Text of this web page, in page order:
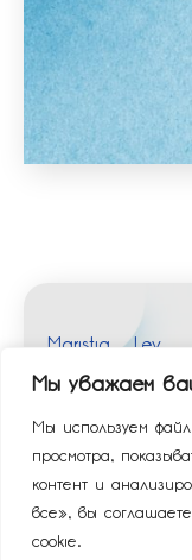
Мы уважаем
Мы используем
просмотра,
контент и
все», вы
cookie.
Maristiq
Studio
S.R.L.
Lev
Tolstoi,
Политика